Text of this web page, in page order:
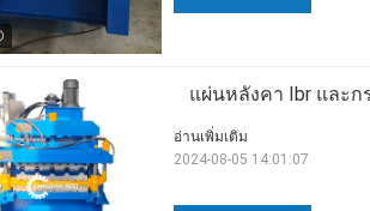
แผ่นหลังคา Ibr และก
อ่านเพิ่มเติม
2024-08-05 14:01:07